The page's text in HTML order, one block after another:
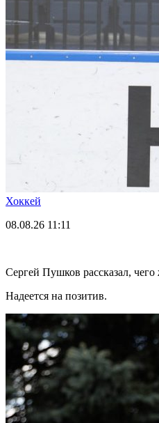
Хоккей
08.08.26 11:11
Сергей Пушков рассказал,
Надеется на позитив.